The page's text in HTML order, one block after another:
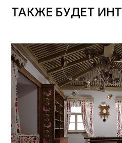
ТАКЖЕ БУДЕТ